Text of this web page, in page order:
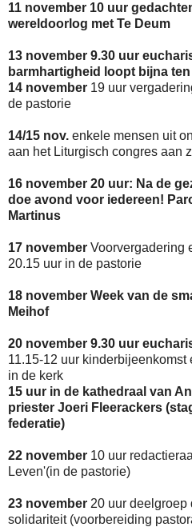
11 november 10 uur
wereldoorlog met Te Deum
13 november 9.30 uur
barmhartigheid loopt bijna
14 november 19 uur
de pastorie
14/15 nov. enkele mensen uit
aan het Liturgisch congres aan
16 november 20 uur: Na de
doe avond voor iedereen!
Martinus
17 november Voorvergadering
20.15 uur in de pastorie
18 november Week van de
Meihof
20 november 9.30 uur
11.15-12 uur
in de kerk
15 uur in de kathedraal van
priester Joeri Fleerackers
federatie)
22 november 10 uur
Leven'(in de pastorie)
23 november 20 uur deelgroep
solidariteit (voorbereiding